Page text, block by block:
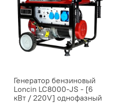
Генератор бензиновый
Loncin LC8000-JS - [6
кВт / 220V] однофазный